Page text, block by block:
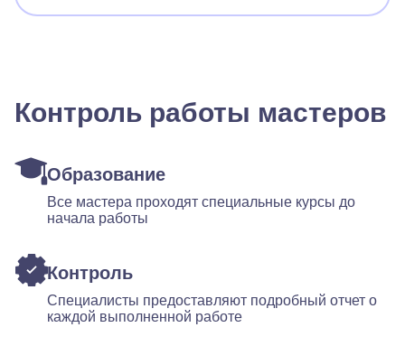
Контроль работы мастеров
Образование
Все мастера проходят специальные курсы до
начала работы
Контроль
Специалисты предоставляют подробный отчет о
каждой выполненной работе